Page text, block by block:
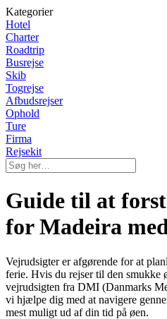
Kategorier
Hotel
Charter
Roadtrip
Busrejse
Skib
Togrejse
Afbudsrejser
Ophold
Ture
Firma
Rejsekit
Guide til at
for Madeira
Vejrudsigter er afgørende for at
ferie. Hvis du rejser til den smukke
vejrudsigten fra DMI (Danmarks
vi hjælpe dig med at navigere
mest muligt ud af din tid på øen.